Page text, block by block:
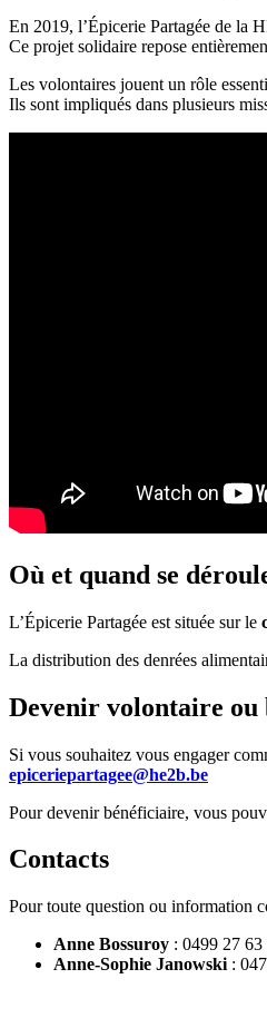
En 2019, l’Épicerie Partagée de la
Ce projet solidaire repose
Les volontaires jouent un rôle
Ils sont impliqués dans plusieurs
Où et quand se
L’Épicerie Partagée est située sur le
La distribution des denrées
Devenir volontaire ou
Si vous souhaitez vous engager
epiceriepartagee@he2b.be
Pour devenir bénéficiaire, vous
Contacts
Pour toute question ou information
Anne Bossuroy : 0499 27 63
Anne-Sophie Janowski :